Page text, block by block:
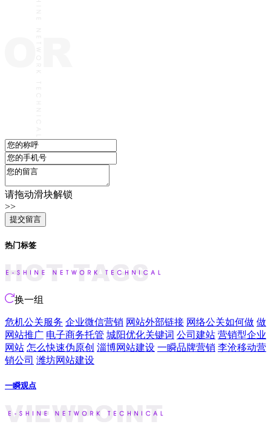
请拖动滑块解锁
>>
热门标签
换一组
危机公关服务 企业微信营销 网站外部链接 网络公关如何做 做
网站推广 电子商务托管 城阳优化关键词 公司建站 营销型企业
网站 怎么快速伪原创 淄博网站建设 一瞬品牌营销 李沧移动营
销公司 潍坊网站建设
一瞬观点